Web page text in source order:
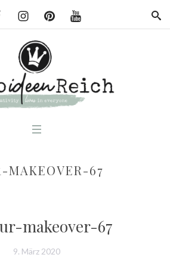
MAKEOVER-67
makeover-67
9. März 2020